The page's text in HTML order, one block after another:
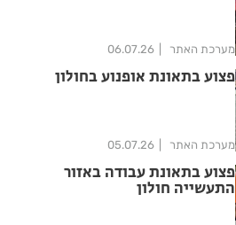
מערכת האתר 06.07.26
פצוע בתאונת אופנוע בחולון
מערכת האתר 05.07.26
פצוע בתאונת עבודה באזור
התעשייה חולון